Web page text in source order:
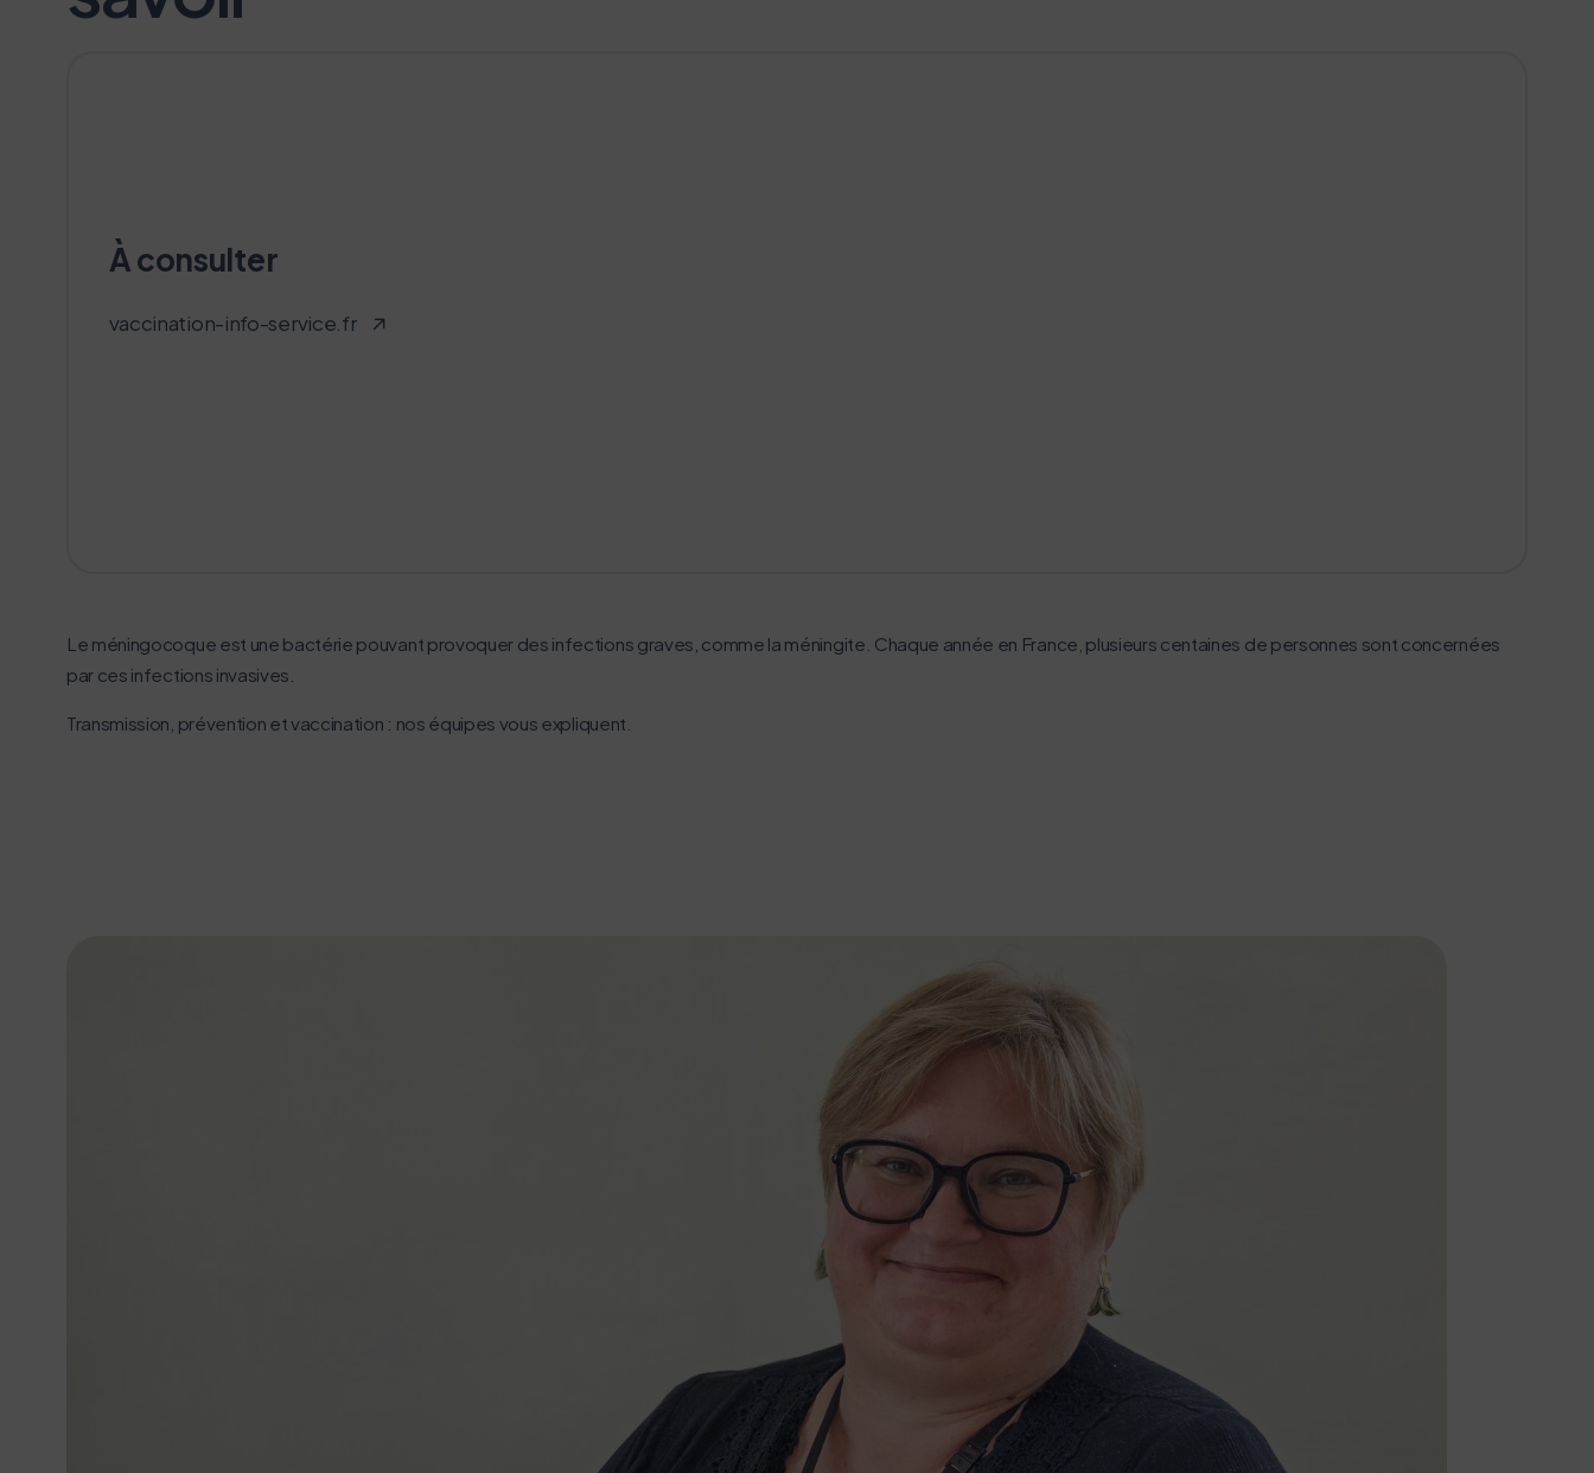
L’écoconception, ça vous concerne aussi !
À consulter
vaccination-info-service.fr
Le méningocoque est une bactérie pouvant provoquer des infections graves, comme la méningite. Chaque année en France, plusieurs centaines de personnes sont concernées
par ces infections invasives.
Transmission, prévention et vaccination : nos équipes vous expliquent.